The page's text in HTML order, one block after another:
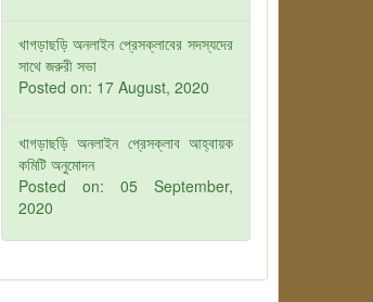
খাগড়াছড়ি অনলাইন প্রেসক্লাবের সদস্যদের
সাথে জরুরী সভা
Posted on: 17 August, 2020
খাগড়াছড়ি অনলাইন প্রেসক্লাব আহ্বায়ক
কমিটি অনুমোদন
Posted on: 05 September,
2020